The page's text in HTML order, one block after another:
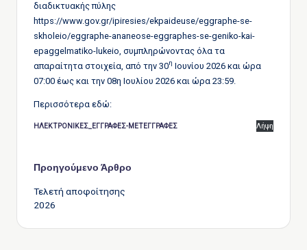
διαδικτυακής πύλης
https://www.gov.gr/ipiresies/ekpaideuse/eggraphe-se-
skholeio/eggraphe-ananeose-eggraphes-se-geniko-kai-
epaggelmatiko-lukeio, συμπληρώνοντας όλα τα
απαραίτητα στοιχεία, από την 30η Ιουνίου 2026 και ώρα
07:00 έως και την 08η Ιουλίου 2026 και ώρα 23:59.
Περισσότερα εδώ:
ΗΛΕΚΤΡΟΝΙΚΕΣ_ΕΓΓΡΑΦΕΣ-ΜΕΤΕΓΓΡΑΦΕΣ Λήψη
Πλοήγηση
δημοσιεύσεων
Προηγούμενο Άρθρο
Τελετή αποφοίτησης
2026